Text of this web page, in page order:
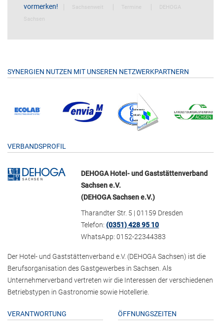
vormerken!
Sachsenweit Termine
DEHOGA
Sachsen
SYNERGIEN NUTZEN MIT UNSEREN NETZWERKPARTNERN
VERBANDSPROFIL
DEHOGA Hotel- und Gaststättenverband
Sachsen e.V.
(DEHOGA Sachsen e.V.)
Tharandter Str. 5 | 01159 Dresden
Telefon:(0351) 428 95 10
WhatsApp: 0152-22344383
Der Hotel- und Gaststättenverband e.V. (DEHOGA Sachsen) ist die
Berufsorganisation des Gastgewerbes in Sachsen. Als
Unternehmerverband vertreten wir die Interessen der verschiedenen
Betriebstypen in Gastronomie sowie Hotellerie.
VERANTWORTUNG ÖFFNUNGSZEITEN